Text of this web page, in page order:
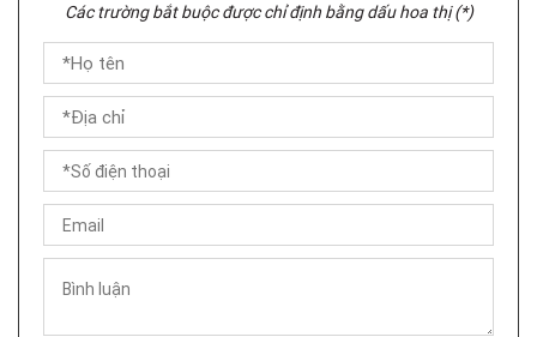
Các trường bắt buộc được chỉ định bằng dấu hoa thị (*)